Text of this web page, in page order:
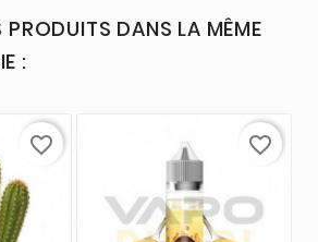
PRODUITS DANS LA MÊME
:
favorite_border favorite_border